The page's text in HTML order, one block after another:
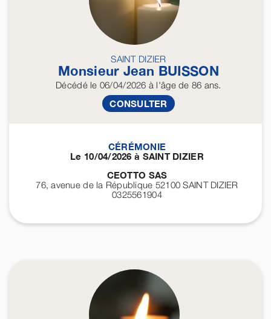
SAINT DIZIER
Monsieur Jean BUISSON
Décédéle 06/04/2026 à l'âge de 86 ans.
CONSULTER
CÉRÉMONIE
Le 10/04/2026 à SAINT DIZIER
CEOTTO SAS
76, avenue de la République 52100SAINT DIZIER
0325561904